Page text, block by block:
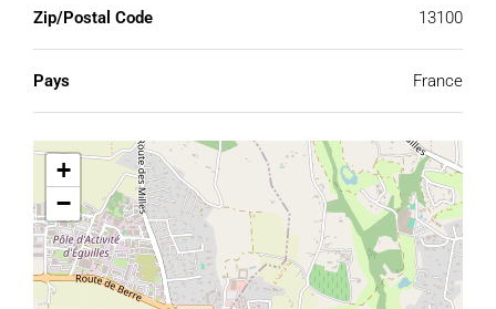
Zip/Postal Code 13100
Pays France
+
−